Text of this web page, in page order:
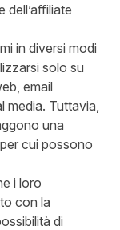
dell’affiliate
in diversi modi
solo su
email
media. Tuttavia,
una
cui possono
i loro
con la
di